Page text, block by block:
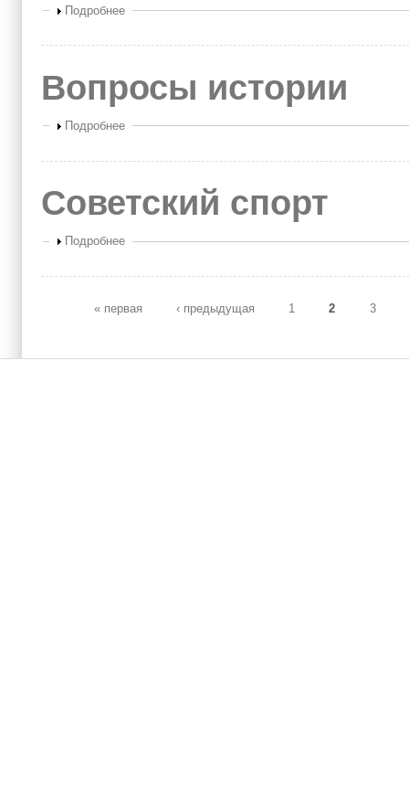
Показать
Подробнее
Вопросы истории
Показать
Подробнее
Советский спорт
Показать
Подробнее
Страницы
« первая ‹ предыдущая 1 2 3